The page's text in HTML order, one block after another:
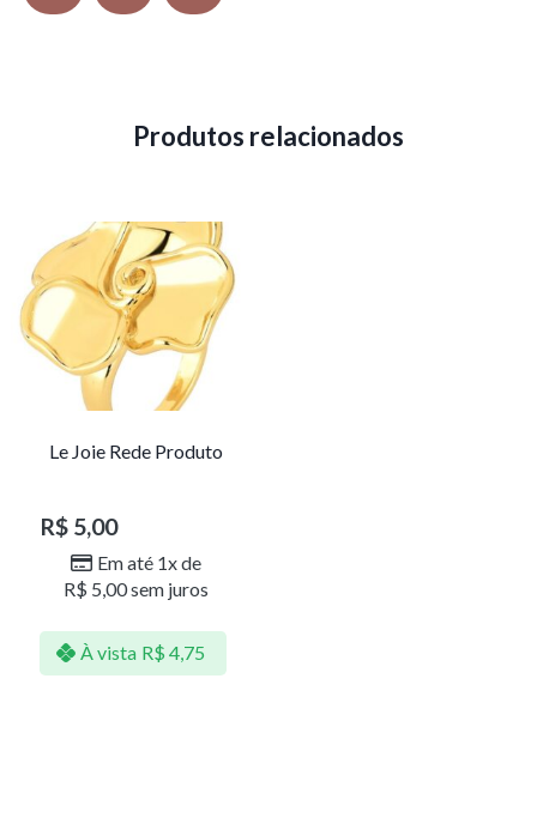
Produtos relacionados
Le Joie Rede Produto
R$ 5,00
Em até 1x de
R$ 5,00sem juros
À vista R$ 4,75